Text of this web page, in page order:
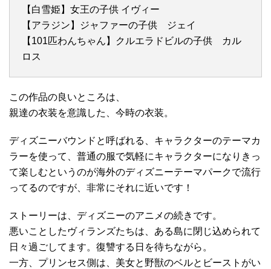
【白雪姫】女王の子供 イヴィー
【アラジン】ジャファーの子供 ジェイ
【101匹わんちゃん】クルエラドビルの子供 カル
ロス
この作品の良いところは、
親達の衣装を意識した、今時の衣装。
ディズニーバウンドと呼ばれる、キャラクターのテーマカ
ラーを使って、普通の服で気軽にキャラクターになりきっ
て楽しむというのが海外のディズニーテーマパークで流行
ってるのですが、非常にそれに近いです！
ストーリーは、ディズニーのアニメの続きです。
悪いことしたヴィランズたちは、ある島に閉じ込められて
日々過ごしてます。復讐する日を待ちながら。
一方、プリンセス側は、美女と野獣のベルとビーストがい